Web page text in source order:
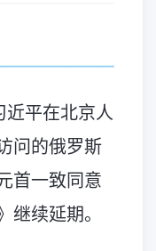
近平在北京人
问的俄罗斯
首一致同意
继续延期。